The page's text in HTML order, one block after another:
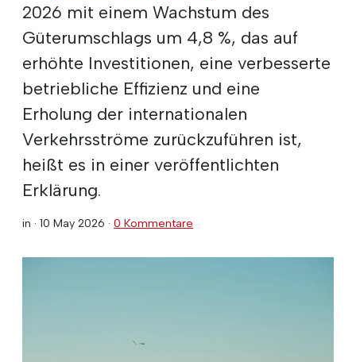
2026 mit einem Wachstum des
Güterumschlags um 4,8 %, das auf
erhöhte Investitionen, eine verbesserte
betriebliche Effizienz und eine
Erholung der internationalen
Verkehrsströme zurückzuführen ist,
heißt es in einer veröffentlichten
Erklärung.
in · 10 May 2026 · 0 Kommentare